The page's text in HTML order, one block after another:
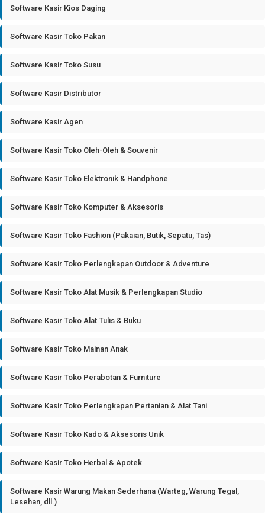
Software Kasir Kios Daging
Software Kasir Toko Pakan
Software Kasir Toko Susu
Software Kasir Distributor
Software Kasir Agen
Software Kasir Toko Oleh-Oleh & Souvenir
Software Kasir Toko Elektronik & Handphone
Software Kasir Toko Komputer & Aksesoris
Software Kasir Toko Fashion (Pakaian, Butik, Sepatu, Tas)
Software Kasir Toko Perlengkapan Outdoor & Adventure
Software Kasir Toko Alat Musik & Perlengkapan Studio
Software Kasir Toko Alat Tulis & Buku
Software Kasir Toko Mainan Anak
Software Kasir Toko Perabotan & Furniture
Software Kasir Toko Perlengkapan Pertanian & Alat Tani
Software Kasir Toko Kado & Aksesoris Unik
Software Kasir Toko Herbal & Apotek
Software Kasir Warung Makan Sederhana (Warteg, Warung Tegal,
Lesehan, dll.)